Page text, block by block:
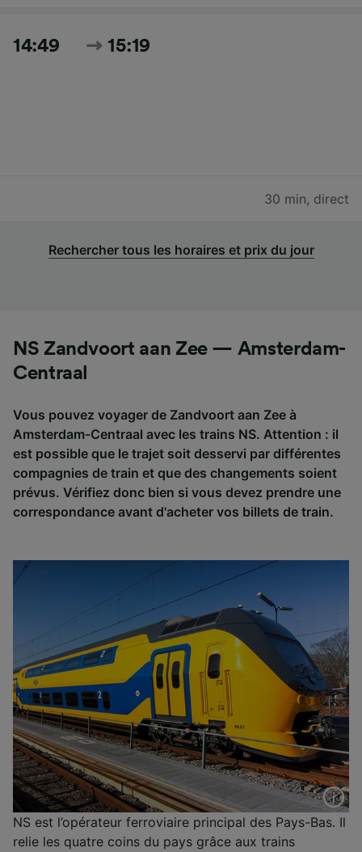
14:49 15:19
30 min, direct
Rechercher tous les horaires et prix du jour
NS Zandvoort aan Zee — Amsterdam-
Centraal
Vous pouvez voyager de Zandvoort aan Zee à
Amsterdam-Centraal avec les trains NS. Attention : il
est possible que le trajet soit desservi par différentes
compagnies de train et que des changements soient
prévus. Vérifiez donc bien si vous devez prendre une
correspondance avant d'acheter vos billets de train.
NS est l’opérateur ferroviaire principal des Pays-Bas. Il
relie les quatre coins du pays grâce aux trains